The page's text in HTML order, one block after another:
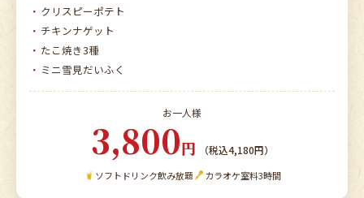
クリスピーポテト
チキンナゲット
たこ焼き3種
ミニ雪見だいふく
お一人様
3,800円 （税込4,180円）
ソフトドリンク飲み放題 カラオケ室料3時間